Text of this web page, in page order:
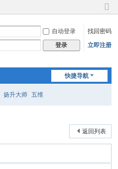
切
到
窄
自动登录
找回密码
登录 立即注册
快捷导航
扬升大师 五维
返回列表